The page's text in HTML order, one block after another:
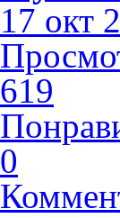
17 окт
619
0